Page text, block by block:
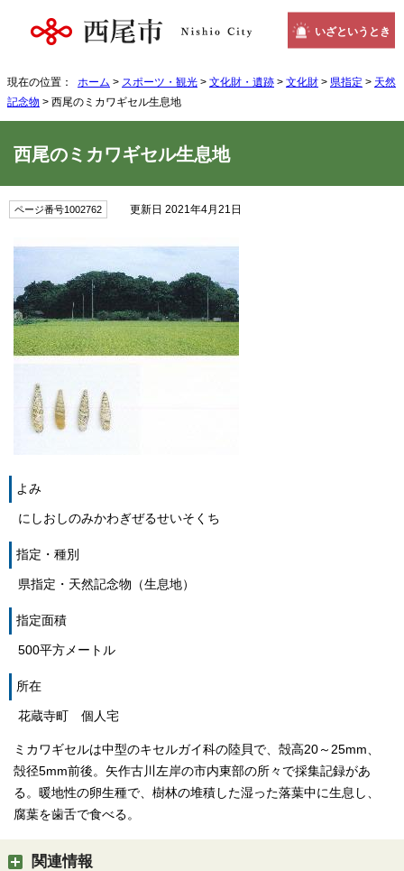
いざというとき
現在の位置： ホーム > スポーツ・観光 > 文化財・遺跡 > 文化財 > 県指定 > 天然
記念物 > 西尾のミカワギセル生息地
西尾のミカワギセル生息地
ページ番号1002762 更新日 2021年4月21日
よみ
にしおしのみかわぎぜるせいそくち
指定・種別
県指定・天然記念物（生息地）
指定面積
500平方メートル
所在
花蔵寺町 個人宅
ミカワギセルは中型のキセルガイ科の陸貝で、殻高20～25mm、
殻径5mm前後。矢作古川左岸の市内東部の所々で採集記録があ
る。暖地性の卵生種で、樹林の堆積した湿った落葉中に生息し、
腐葉を歯舌で食べる。
関連情報